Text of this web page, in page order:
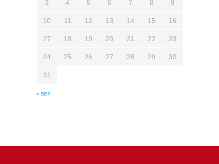
« SEP
3 4 5 6 7 8 9
10 11 12 13 14 15 16
17 18 19 20 21 22 23
24 25 26 27 28 29 30
31